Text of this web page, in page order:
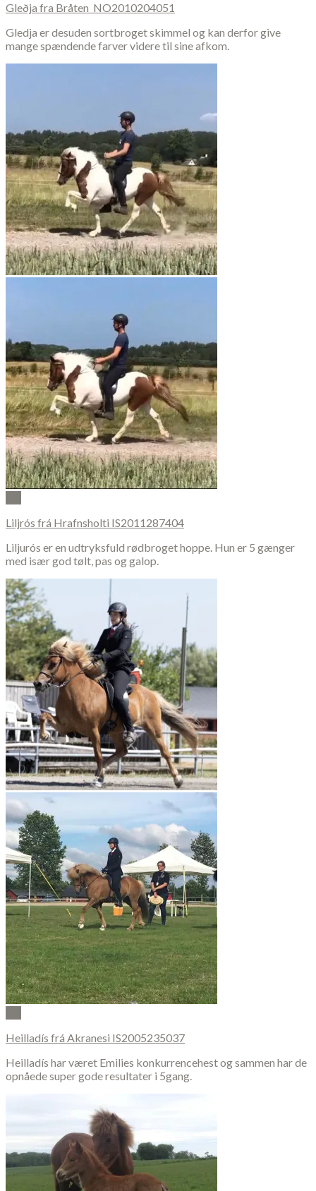
Gleðja fra Bråten NO2010204051
Gledja er desuden sortbroget skimmel og kan derfor give
mange spændende farver videre til sine afkom.
Liljrós frá Hrafnsholti IS2011287404
Liljurós er en udtryksfuld rødbroget hoppe. Hun er 5 gænger
med især god tølt, pas og galop.
Heilladís frá Akranesi IS2005235037
Heilladís har været Emilies konkurrencehest og sammen har de
opnåede super gode resultater i 5gang.